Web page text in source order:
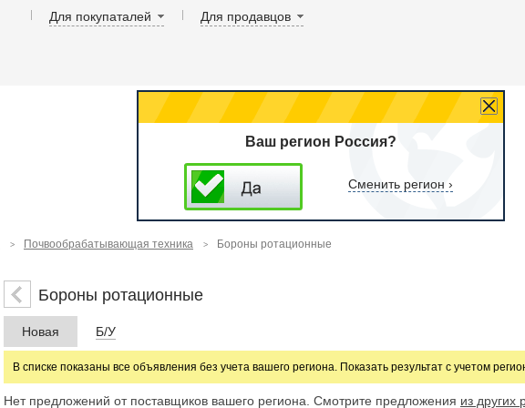
Для покупаталей Для продавцов
Ваш регион Россия?
Сменить регион ›
Почвообрабатывающая техника Бороны ротационные
Бороны ротационные
Новая Б/У
В списке показаны все объявления без учета вашего региона. Показать результат с учетом
Нет предложений от поставщиков вашего региона. Смотрите предложения из других